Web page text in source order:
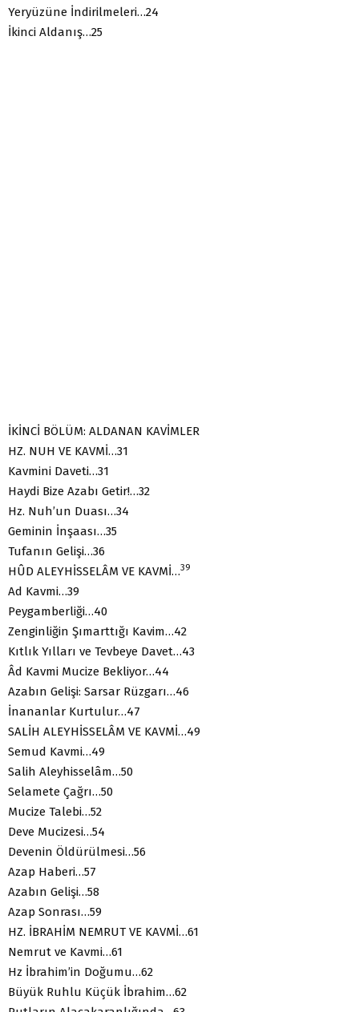
Yeryüzüne İndirilmeleri…24
İkinci Aldanış…25
İKİNCİ BÖLÜM: ALDANAN KAVİMLER
HZ. NUH VE KAVMİ…31
Kavmini Daveti…31
Haydi Bize Azabı Getir!…32
Hz. Nuh’un Duası…34
Geminin İnşaası…35
Tufanın Gelişi…36
HÛD ALEYHİSSELÂM VE KAVMİ…39
Ad Kavmi…39
Peygamberliği…40
Zenginliğin Şımarttığı Kavim…42
Kıtlık Yılları ve Tevbeye Davet…43
Âd Kavmi Mucize Bekliyor…44
Azabın Gelişi: Sarsar Rüzgarı…46
İnananlar Kurtulur…47
SALİH ALEYHİSSELÂM VE KAVMİ…49
Semud Kavmi…49
Salih Aleyhisselâm…50
Selamete Çağrı…50
Mucize Talebi…52
Deve Mucizesi…54
Devenin Öldürülmesi…56
Azap Haberi…57
Azabın Gelişi…58
Azap Sonrası…59
HZ. İBRAHİM NEMRUT VE KAVMİ…61
Nemrut ve Kavmi…61
Hz İbrahim’in Doğumu…62
Büyük Ruhlu Küçük İbrahim…62